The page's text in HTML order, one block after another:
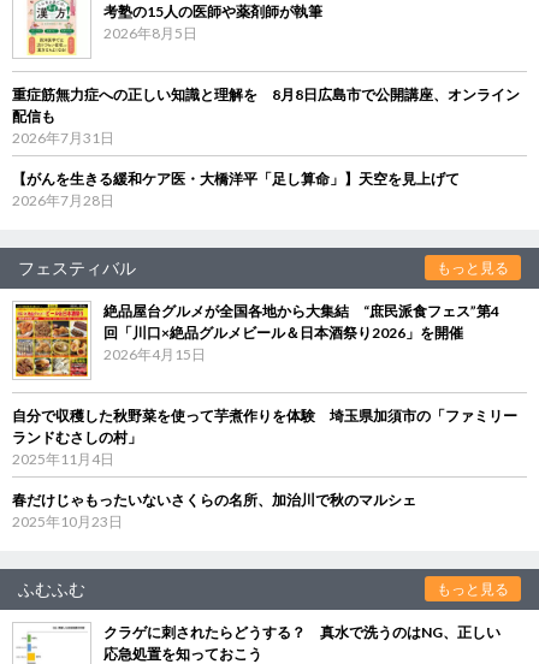
考塾の15人の医師や薬剤師が執筆
2026年8月5日
重症筋無力症への正しい知識と理解を 8月8日広島市で公開講座、オンライン
配信も
2026年7月31日
【がんを生きる緩和ケア医・大橋洋平「足し算命」】天空を見上げて
2026年7月28日
フェスティバル もっと見る
絶品屋台グルメが全国各地から大集結 “庶民派食フェス”第4
回「川口×絶品グルメビール＆日本酒祭り2026」を開催
2026年4月15日
自分で収穫した秋野菜を使って芋煮作りを体験 埼玉県加須市の「ファミリー
ランドむさしの村」
2025年11月4日
春だけじゃもったいないさくらの名所、加治川で秋のマルシェ
2025年10月23日
ふむふむ もっと見る
クラゲに刺されたらどうする？ 真水で洗うのはNG、正しい
応急処置を知っておこう